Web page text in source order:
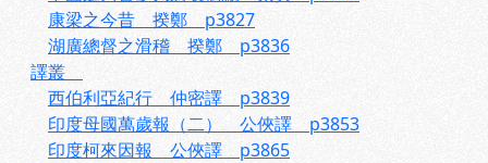
康梁之今昔 揆鄭 p3827
湖廣總督之滑稽 揆鄭 p3836
譯叢
西伯利亞紀行 仲密譯 p3839
印度母國萬歲報（二） 公俠譯 p3853
印度柯來因報 公俠譯 p3865